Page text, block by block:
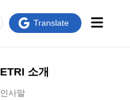
ETRI 소개
인사말
Translate